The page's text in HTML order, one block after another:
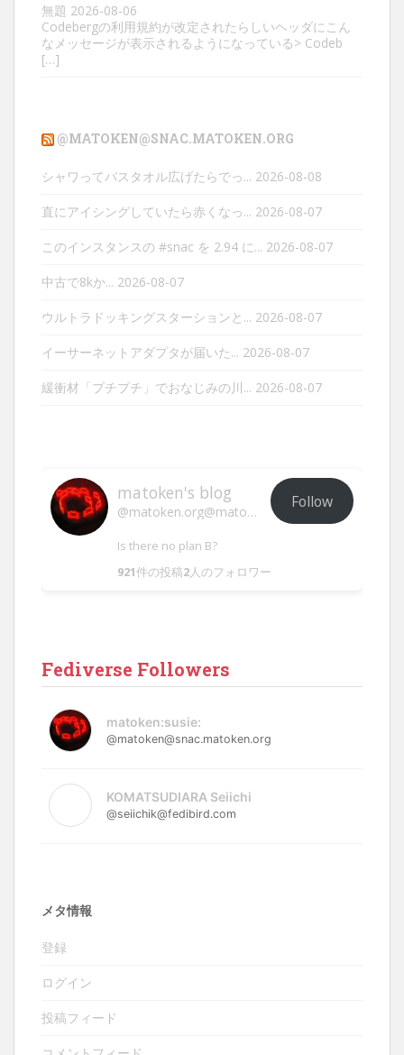
無題 2026-08-06
Codebergの利用規約が改定されたらしいヘッダにこん
なメッセージが表示されるようになっている> Codeb
[…]
@MATOKEN@SNAC.MATOKEN.ORG
シャワってバスタオル広げたらでっ... 2026-08-08
直にアイシングしていたら赤くなっ... 2026-08-07
このインスタンスの #snac を 2.94 に... 2026-08-07
中古で8kか... 2026-08-07
ウルトラドッキングスターションと... 2026-08-07
イーサーネットアダプタが届いた... 2026-08-07
緩衝材「プチプチ」でおなじみの川... 2026-08-07
matoken's blog
@matoken.org@matoken.org
Follow
Is there no plan B?
921件の投稿2人のフォロワー
Fediverse Followers
matoken:susie:
@matoken@snac.matoken.org
KOMATSUDIARA Seiichi
@seiichik@fedibird.com
メタ情報
登録
ログイン
投稿フィード